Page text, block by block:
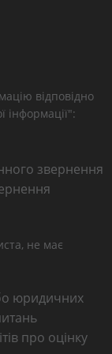
відповідно
інформації":
звернення
не має
юридичних
про оцінку